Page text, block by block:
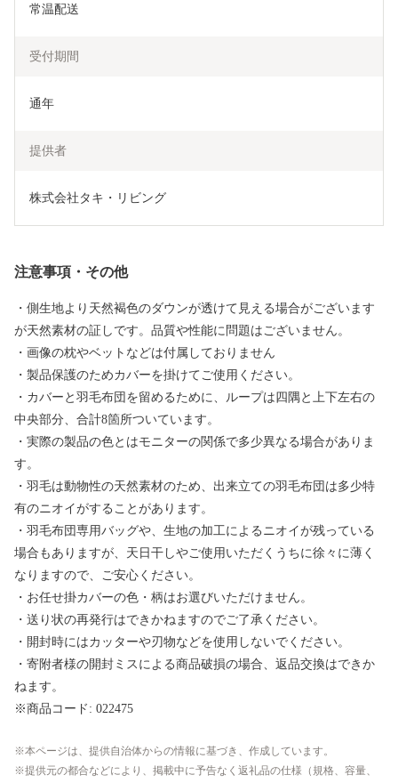
常温配送
受付期間
通年
提供者
株式会社タキ・リビング
注意事項・その他
・側生地より天然褐色のダウンが透けて見える場合がございます
が天然素材の証しです。品質や性能に問題はございません。
・画像の枕やベットなどは付属しておりません
・製品保護のためカバーを掛けてご使用ください。
・カバーと羽毛布団を留めるために、ループは四隅と上下左右の
中央部分、合計8箇所ついています。
・実際の製品の色とはモニターの関係で多少異なる場合がありま
す。
・羽毛は動物性の天然素材のため、出来立ての羽毛布団は多少特
有のニオイがすることがあります。
・羽毛布団専用バッグや、生地の加工によるニオイが残っている
場合もありますが、天日干しやご使用いただくうちに徐々に薄く
なりますので、ご安心ください。
・お任せ掛カバーの色・柄はお選びいただけません。
・送り状の再発行はできかねますのでご了承ください。
・開封時にはカッターや刃物などを使用しないでください。
・寄附者様の開封ミスによる商品破損の場合、返品交換はできか
ねます。
※商品コード: 022475
本ページは、提供自治体からの情報に基づき、作成しています。
提供元の都合などにより、掲載中に予告なく返礼品の仕様（規格、容量、